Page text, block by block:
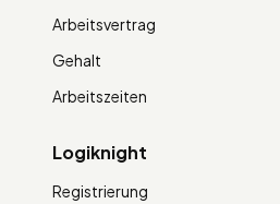
Arbeitsvertrag
Gehalt
Arbeitszeiten
Logiknight
Registrierung